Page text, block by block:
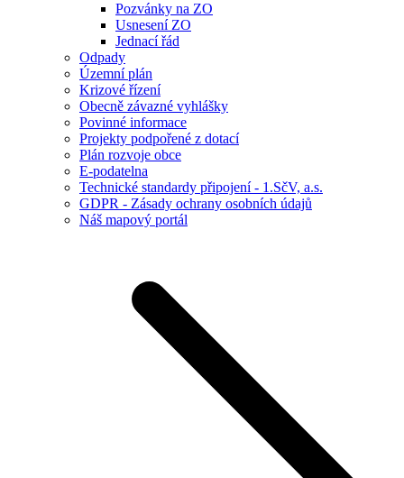
Pozvánky na ZO
Usnesení ZO
Jednací řád
Odpady
Územní plán
Krizové řízení
Obecně závazné vyhlášky
Povinné informace
Projekty podpořené z dotací
Plán rozvoje obce
E-podatelna
Technické standardy připojení - 1.SčV, a.s.
GDPR - Zásady ochrany osobních údajů
Náš mapový portál